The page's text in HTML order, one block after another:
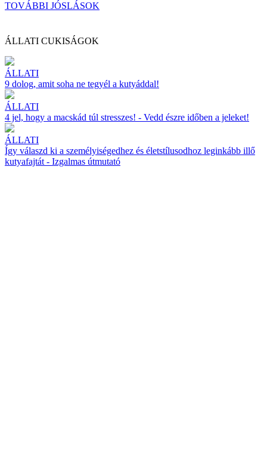
TOVÁBBI JÓSLÁSOK
ÁLLATI CUKISÁGOK
ÁLLATI
9 dolog, amit soha ne tegyél a kutyáddal!
ÁLLATI
4 jel, hogy a macskád túl stresszes! - Vedd észre időben a jeleket!
ÁLLATI
Így válaszd ki a személyiségedhez és életstílusodhoz leginkább illő
kutyafajtát - Izgalmas útmutató